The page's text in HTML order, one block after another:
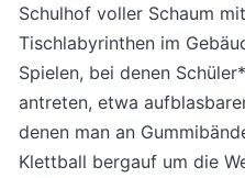
Schulhof voller Schaum
Tischlabyrinthen im
Spielen, bei denen
antreten, etwa
denen man an
Klettball bergauf um die